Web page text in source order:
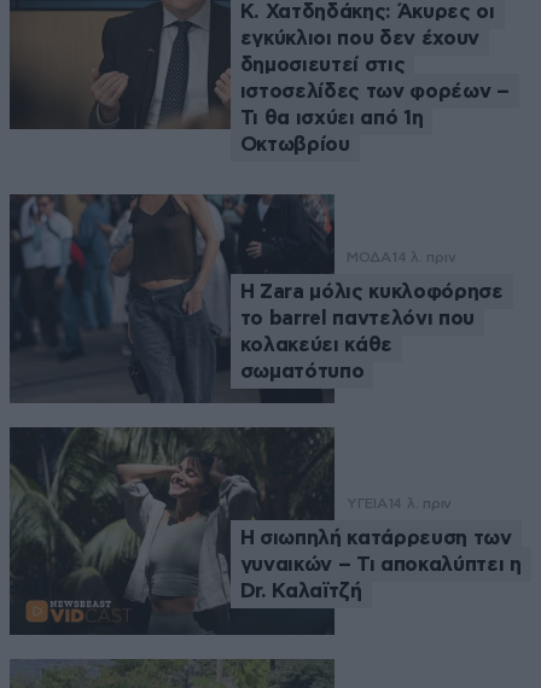
Κ. Χατδηδάκης: Άκυρες οι
εγκύκλιοι που δεν έχουν
δημοσιευτεί στις
ιστοσελίδες των φορέων –
Τι θα ισχύει από 1η
Οκτωβρίου
ΜΟΔΑ 14 λ. πριν
Η Zara μόλις κυκλοφόρησε
το barrel παντελόνι που
κολακεύει κάθε
σωματότυπο
ΥΓΕΙΑ 14 λ. πριν
Η σιωπηλή κατάρρευση των
γυναικών – Τι αποκαλύπτει η
Dr. Καλαϊτζή